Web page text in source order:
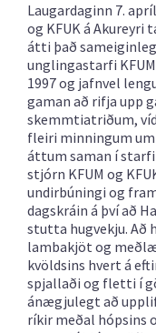
Laugardaginn 7.
og KFUK á Akureyri
átti það
unglingastarfi KFUM
1997 og jafnvel
gaman að rifja upp
skemmtiatriðum,
fleiri minningum
áttum saman í starfi
stjórn KFUM og
undirbúningi og
dagskráin á því að
stutta hugvekju. Að
lambakjöt og
kvöldsins hvert á
spjallaði og fletti í
ánægjulegt að
ríkir meðal hópsins